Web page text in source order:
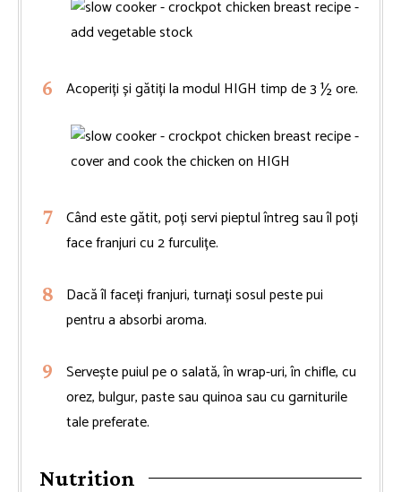
Acoperiți și gătiți la modul HIGH timp de 3 ½ ore.
Când este gătit, poți servi pieptul întreg sau îl poți
face franjuri cu 2 furculițe.
Dacă îl faceți franjuri, turnați sosul peste pui
pentru a absorbi aroma.
Servește puiul pe o salată, în wrap-uri, în chifle, cu
orez, bulgur, paste sau quinoa sau cu garniturile
tale preferate.
Nutrition